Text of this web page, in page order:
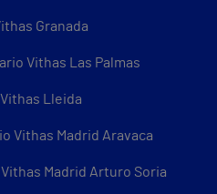
Granada
Vithas Las Palmas
Lleida
Vithas Madrid Aravaca
Madrid Arturo Soria